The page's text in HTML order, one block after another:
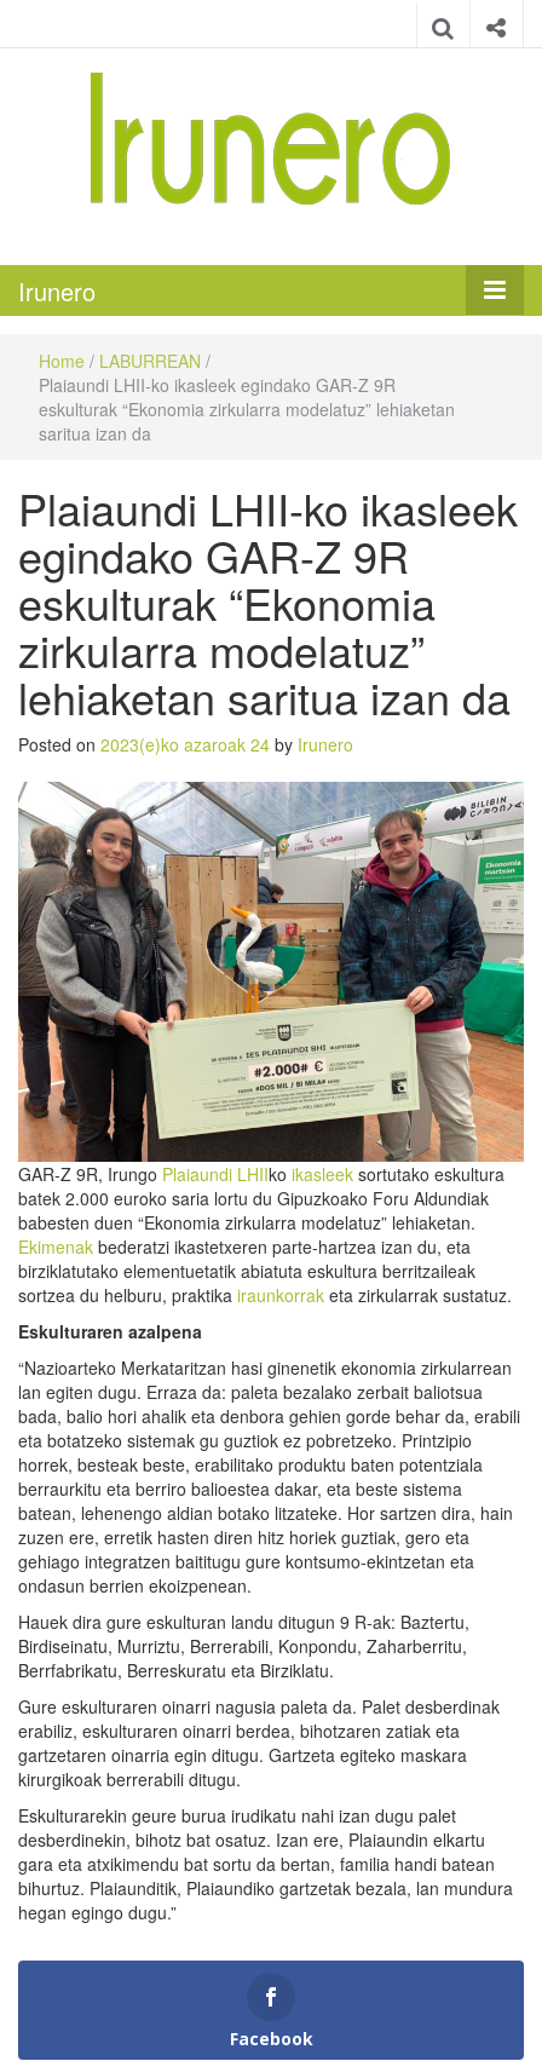
Irunero
Home / LABURREAN /
Plaiaundi LHII-ko ikasleek egindako GAR-Z 9R
eskulturak “Ekonomia zirkularra modelatuz” lehiaketan
saritua izan da
Plaiaundi LHII-ko ikasleek
egindako GAR-Z 9R
eskulturak “Ekonomia
zirkularra modelatuz”
lehiaketan saritua izan da
Posted on 2023(e)ko azaroak 24 by Irunero
GAR-Z 9R, Irungo Plaiaundi LHIIko ikasleek sortutako eskultura
batek 2.000 euroko saria lortu du Gipuzkoako Foru Aldundiak
babesten duen “Ekonomia zirkularra modelatuz” lehiaketan.
Ekimenak bederatzi ikastetxeren parte-hartzea izan du, eta
birziklatutako elementuetatik abiatuta eskultura berritzaileak
sortzea du helburu, praktika iraunkorrak eta zirkularrak sustatuz.
Eskulturaren azalpena
“Nazioarteko Merkataritzan hasi ginenetik ekonomia zirkularrean
lan egiten dugu. Erraza da: paleta bezalako zerbait baliotsua
bada, balio hori ahalik eta denbora gehien gorde behar da, erabili
eta botatzeko sistemak gu guztiok ez pobretzeko. Printzipio
horrek, besteak beste, erabilitako produktu baten potentziala
berraurkitu eta berriro balioestea dakar, eta beste sistema
batean, lehenengo aldian botako litzateke. Hor sartzen dira, hain
zuzen ere, erretik hasten diren hitz horiek guztiak, gero eta
gehiago integratzen baititugu gure kontsumo-ekintzetan eta
ondasun berrien ekoizpenean.
Hauek dira gure eskulturan landu ditugun 9 R-ak: Baztertu,
Birdiseinatu, Murriztu, Berrerabili, Konpondu, Zaharberritu,
Berrfabrikatu, Berreskuratu eta Birziklatu.
Gure eskulturaren oinarri nagusia paleta da. Palet desberdinak
erabiliz, eskulturaren oinarri berdea, bihotzaren zatiak eta
gartzetaren oinarria egin ditugu. Gartzeta egiteko maskara
kirurgikoak berrerabili ditugu.
Eskulturarekin geure burua irudikatu nahi izan dugu palet
desberdinekin, bihotz bat osatuz. Izan ere, Plaiaundin elkartu
gara eta atxikimendu bat sortu da bertan, familia handi batean
bihurtuz. Plaiaunditik, Plaiaundiko gartzetak bezala, lan mundura
hegan egingo dugu.”
Facebook